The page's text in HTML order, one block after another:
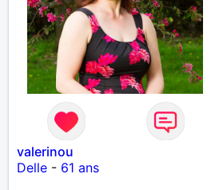
valerinou
Delle- 61 ans